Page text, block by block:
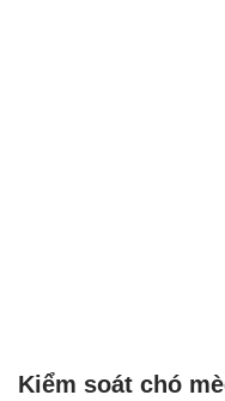
Kiểm soát chó